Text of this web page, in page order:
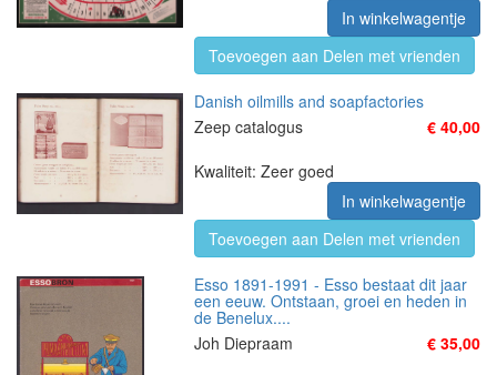
In winkelwagentje
Toevoegen aan Delen met vrienden
Danish oilmills and soapfactories
Zeep catalogus
€ 40,00
Kwaliteit: Zeer goed
In winkelwagentje
Toevoegen aan Delen met vrienden
Esso 1891-1991 - Esso bestaat dit jaar
een eeuw. Ontstaan, groei en heden in
de Benelux....
Joh Diepraam
€ 35,00